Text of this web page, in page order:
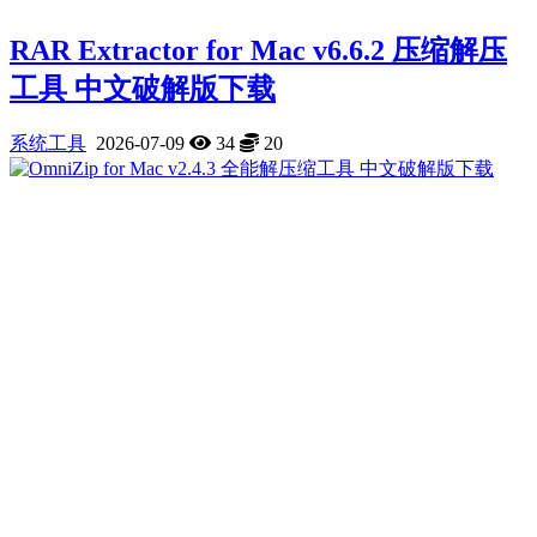
RAR Extractor for Mac v6.6.2 压缩解压
工具 中文破解版下载
系统工具 2026-07-09 34 20